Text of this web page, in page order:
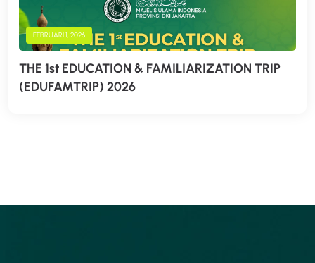
FEBRUARI 1, 2026
THE 1st EDUCATION & FAMILIARIZATION TRIP
(EDUFAMTRIP) 2026